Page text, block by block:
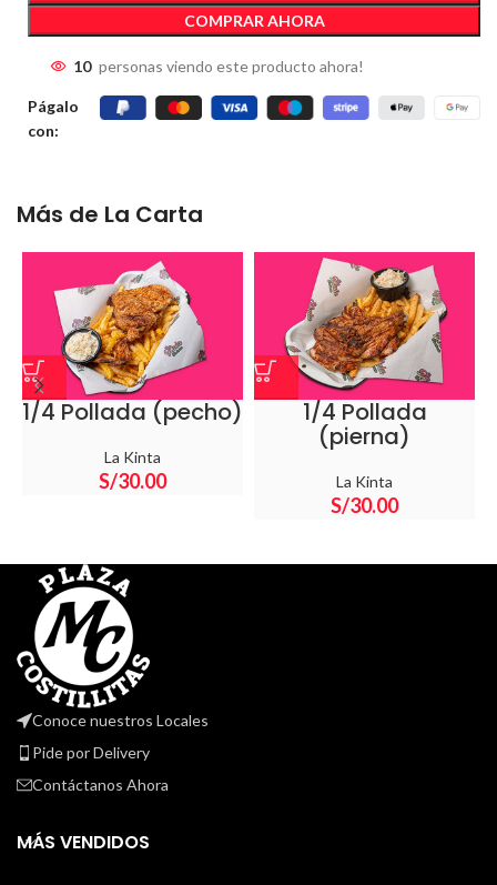
COMPRAR AHORA
10 personas viendo este producto ahora!
Págalo
con:
Más de La Carta
1/4 Pollada (pecho)
La Kinta
S/30.00
1/4 Pollada
(pierna)
La Kinta
S/30.00
Conoce nuestros Locales
Pide por Delivery
Contáctanos Ahora
MÁS VENDIDOS